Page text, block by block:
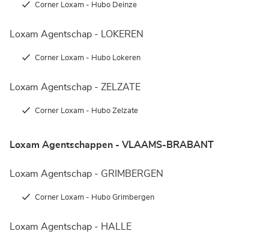
Corner Loxam - Hubo Deinze
Loxam Agentschap - LOKEREN
Corner Loxam - Hubo Lokeren
Loxam Agentschap - ZELZATE
Corner Loxam - Hubo Zelzate
Loxam Agentschappen - VLAAMS-BRABANT
Loxam Agentschap - GRIMBERGEN
Corner Loxam - Hubo Grimbergen
Loxam Agentschap - HALLE